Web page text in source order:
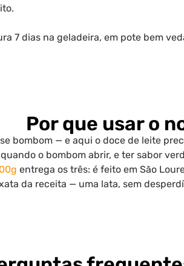
7 dias na geladeira, em pote bem
Por que usar o
bombom — e aqui o doce de leite
o bombom abrir, e ter sabor
entrega os três: é feito em São
da receita — uma lata, sem